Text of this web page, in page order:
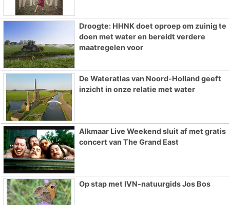
Droogte: HHNK doet oproep om zuinig te
doen met water en bereidt verdere
maatregelen voor
De Wateratlas van Noord-Holland geeft
inzicht in onze relatie met water
Alkmaar Live Weekend sluit af met gratis
concert van The Grand East
Op stap met IVN-natuurgids Jos Bos